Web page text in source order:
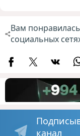
Вам
социальных
канал